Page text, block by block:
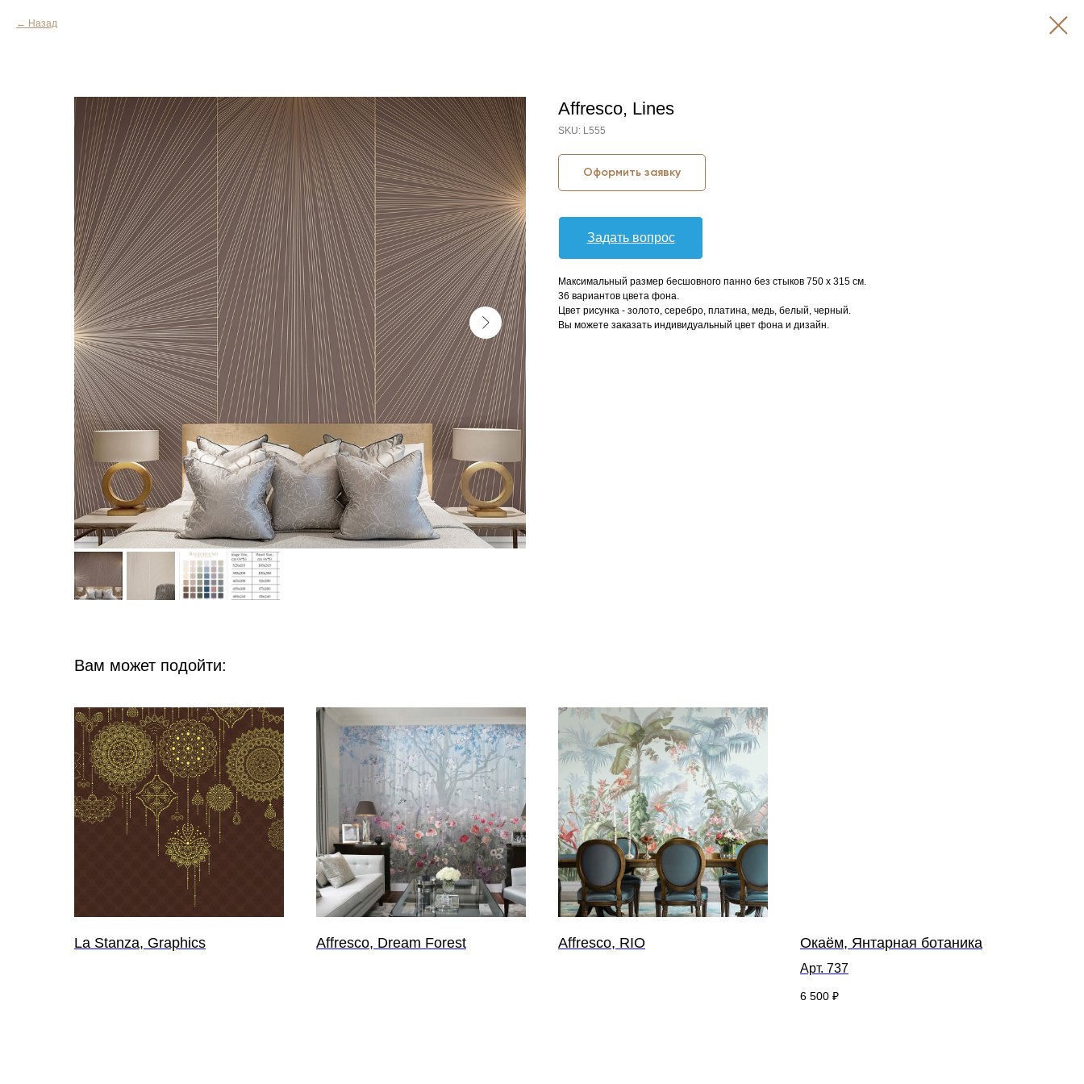
Назад
Affresco, Lines
SKU: L555
Оформить заявку
Задать вопрос
Максимальный размер бесшовного панно без стыков 750 х 315 см.
36 вариантов цвета фона.
Цвет рисунка - золото, серебро, платина, медь, белый, черный.
Вы можете заказать индивидуальный цвет фона и дизайн.
Вам может подойти:
La Stanza, Graphics Affresco, Dream Forest Affresco, RIO Окаём, Янтарная ботаника
Арт. 737
6 500 ₽